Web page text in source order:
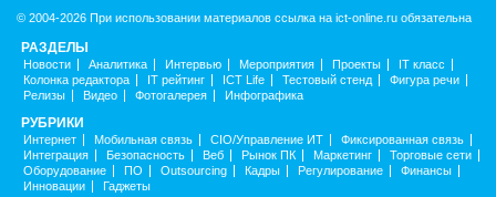
© 2004-2026 При использовании материалов ссылка на ict-online.ru обязательна
РАЗДЕЛЫ
Новости Аналитика Интервью Мероприятия Проекты
IT класс
Колонка редактора
IT рейтинг ICT Life Тестовый стенд
Фигура речи
Релизы
Видео Фотогалерея Инфографика
РУБРИКИ
Интернет Мобильная связь CIO/Управление ИТ
Фиксированная связь
Интеграция
Безопасность Веб Рынок ПК Маркетинг
Торговые сети
Оборудование
ПО Outsourcing Кадры Регулирование
Финансы
Инновации
Гаджеты